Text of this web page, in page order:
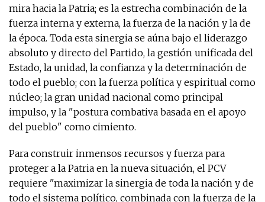
mira hacia la Patria; es la estrecha combinación de la
fuerza interna y externa, la fuerza de la nación y la de
la época. Toda esta sinergia se aúna bajo el liderazgo
absoluto y directo del Partido, la gestión unificada del
Estado, la unidad, la confianza y la determinación de
todo el pueblo; con la fuerza política y espiritual como
núcleo; la gran unidad nacional como principal
impulso, y la "postura combativa basada en el apoyo
del pueblo" como cimiento.
Para construir inmensos recursos y fuerza para
proteger a la Patria en la nueva situación, el PCV
requiere "maximizar la sinergia de toda la nación y de
todo el sistema político, combinada con la fuerza de la